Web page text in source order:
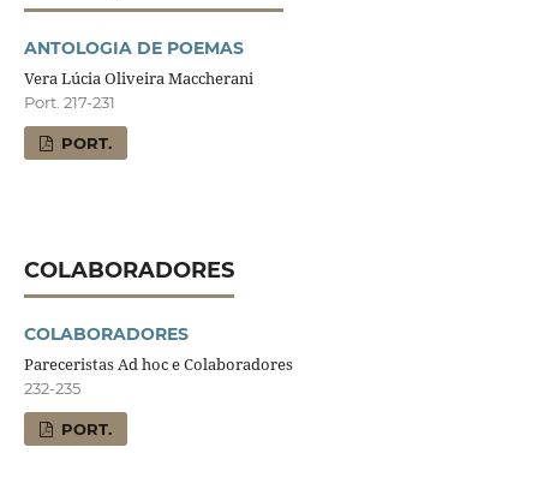
ANTOLOGIA DE POEMAS
Vera Lúcia Oliveira Maccherani
Port. 217-231
PORT.
COLABORADORES
COLABORADORES
Pareceristas Ad hoc e Colaboradores
232-235
PORT.